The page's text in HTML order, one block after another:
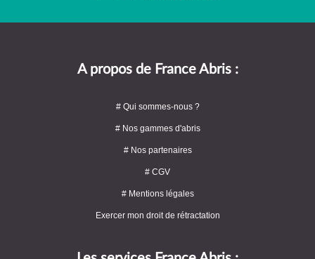
A propos de France Abris :
# Qui sommes-nous ?
# Nos gammes d'abris
# Nos partenaires
# CGV
# Mentions légales
Exercer mon droit de rétractation